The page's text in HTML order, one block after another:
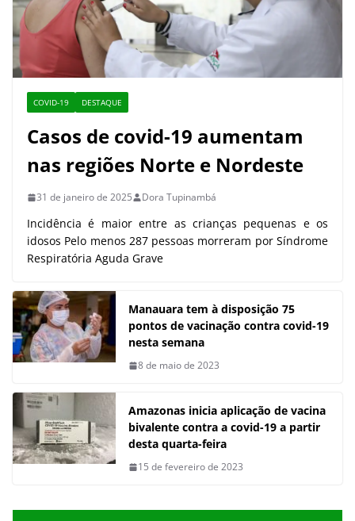
COVID-19 DESTAQUE
Casos de covid-19 aumentam
nas regiões Norte e Nordeste
31 de janeiro de 2025 Dora Tupinambá
Incidência é maior entre as crianças pequenas e os
idosos Pelo menos 287 pessoas morreram por Síndrome
Respiratória Aguda Grave
Manauara tem à disposição 75
pontos de vacinação contra covid-19
nesta semana
8 de maio de 2023
Amazonas inicia aplicação de vacina
bivalente contra a covid-19 a partir
desta quarta-feira
15 de fevereiro de 2023